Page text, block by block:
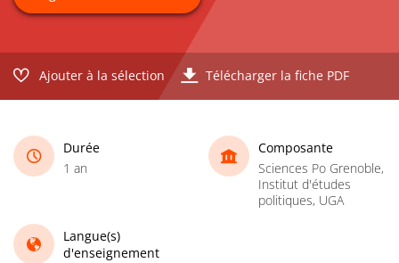
Ajouter à la sélection Télécharger la fiche PDF
Durée
1 an
Composante
Sciences Po Grenoble,
Institut d'études
politiques, UGA
Langue(s)
d'enseignement